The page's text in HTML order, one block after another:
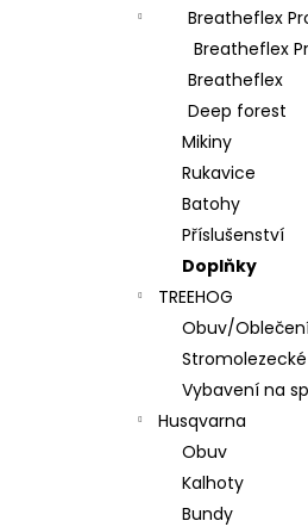
Breatheflex
Breatheflex
Breatheflex
Deep forest
Mikiny
Rukavice
Batohy
Příslušenství
Doplňky
TREEHOG
Obuv/
Vybavení na
Husqvarna
Obuv
Kalhoty
Bundy